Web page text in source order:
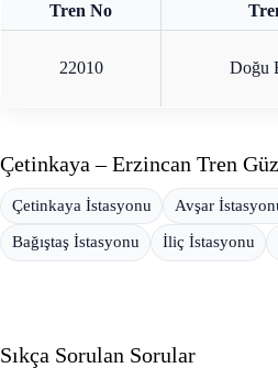
Tren No
22010 Doğu
Çetinkaya – Erzincan Tren
Çetinkaya İstasyonu Avşar
Bağıştaş İstasyonu İliç İstasyonu
Sıkça Sorulan Sorular